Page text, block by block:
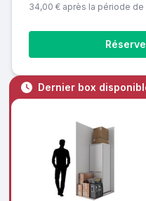
34,00 € après la période de
Dernier box